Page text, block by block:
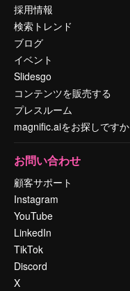
採用情報
検索トレンド
ブログ
イベント
Slidesgo
コンテンツを販売する
プレスルーム
magnific.aiをお探しですか
お問い合わせ
顧客サポート
Instagram
YouTube
LinkedIn
TikTok
Discord
X